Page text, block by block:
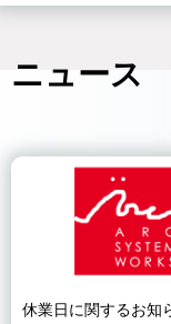
ニュース
休業日に関するお知